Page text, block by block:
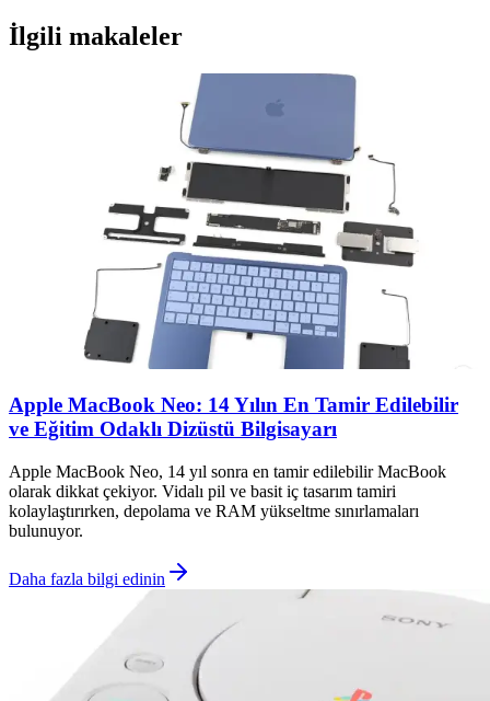
İlgili makaleler
Apple MacBook Neo: 14 Yılın En Tamir Edilebilir
ve Eğitim Odaklı Dizüstü Bilgisayarı
Apple MacBook Neo, 14 yıl sonra en tamir edilebilir MacBook
olarak dikkat çekiyor. Vidalı pil ve basit iç tasarım tamiri
kolaylaştırırken, depolama ve RAM yükseltme sınırlamaları
bulunuyor.
Daha fazla bilgi edinin